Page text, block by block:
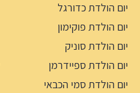
יום הולדת כדורגל
יום הולדת פוקימון
יום הולדת סוניק
יום הולדת ספיידרמן
יום הולדת סמי הכבאי